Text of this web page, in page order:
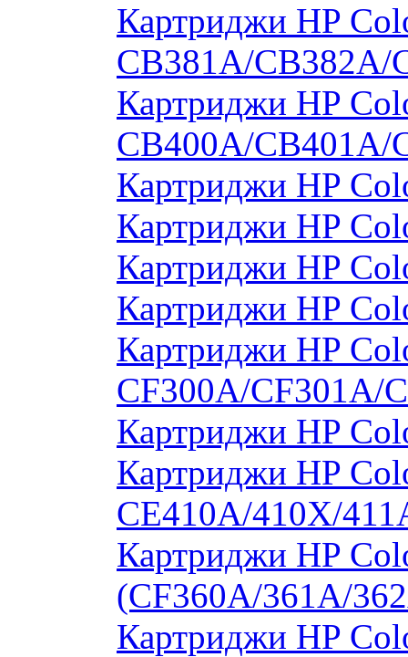
Картриджи HP
CB381A/CB382A/
Картриджи HP
CB400A/CB401A/
Картриджи HP
Картриджи HP
Картриджи HP
Картриджи HP
Картриджи HP
CF300A/CF301A/
Картриджи HP
Картриджи HP
CE410A/410X/
Картриджи HP
(CF360A/361A/
Картриджи HP